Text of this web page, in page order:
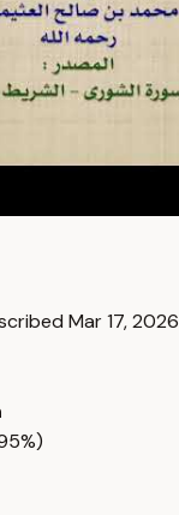
Mar 17, 2026